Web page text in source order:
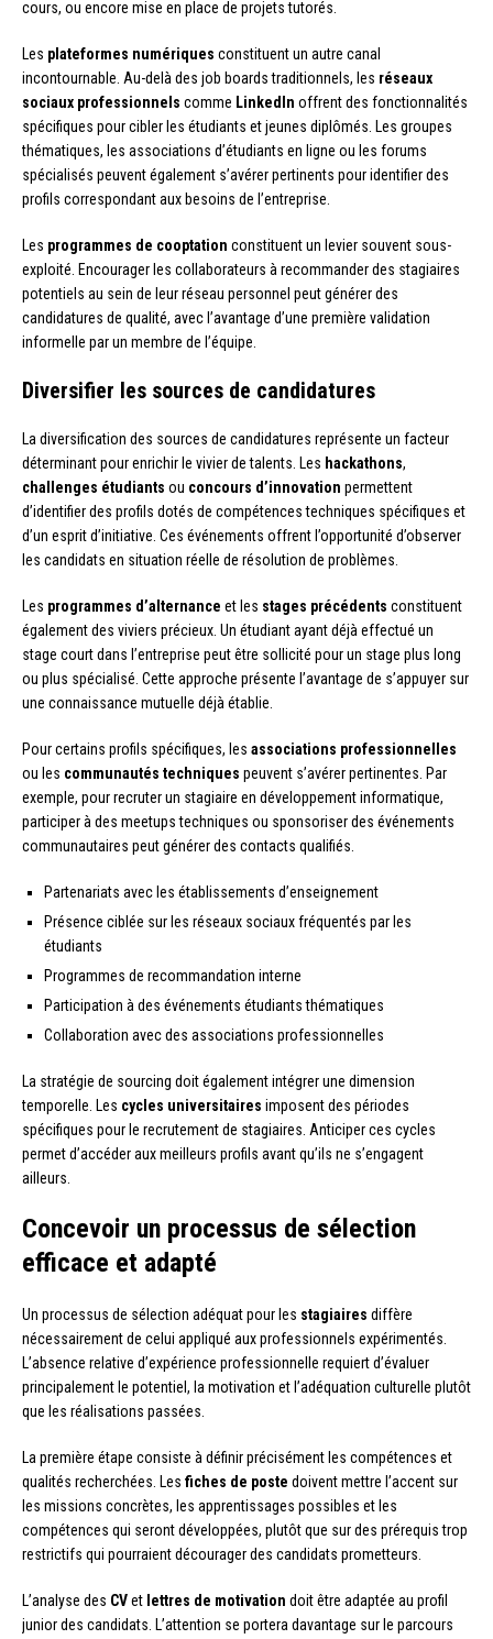
cours, ou encore mise en place de projets tutorés.
Les plateformes numériques constituent un autre canal
incontournable. Au-delà des job boards traditionnels, les réseaux
sociaux professionnels comme LinkedIn offrent des fonctionnalités
spécifiques pour cibler les étudiants et jeunes diplômés. Les groupes
thématiques, les associations d’étudiants en ligne ou les forums
spécialisés peuvent également s’avérer pertinents pour identifier des
profils correspondant aux besoins de l’entreprise.
Les programmes de cooptation constituent un levier souvent sous-
exploité. Encourager les collaborateurs à recommander des stagiaires
potentiels au sein de leur réseau personnel peut générer des
candidatures de qualité, avec l’avantage d’une première validation
informelle par un membre de l’équipe.
Diversifier les sources de candidatures
La diversification des sources de candidatures représente un facteur
déterminant pour enrichir le vivier de talents. Les hackathons,
challenges étudiants ou concours d’innovation permettent
d’identifier des profils dotés de compétences techniques spécifiques et
d’un esprit d’initiative. Ces événements offrent l’opportunité d’observer
les candidats en situation réelle de résolution de problèmes.
Les programmes d’alternance et les stages précédents constituent
également des viviers précieux. Un étudiant ayant déjà effectué un
stage court dans l’entreprise peut être sollicité pour un stage plus long
ou plus spécialisé. Cette approche présente l’avantage de s’appuyer sur
une connaissance mutuelle déjà établie.
Pour certains profils spécifiques, les associations professionnelles
ou les communautés techniques peuvent s’avérer pertinentes. Par
exemple, pour recruter un stagiaire en développement informatique,
participer à des meetups techniques ou sponsoriser des événements
communautaires peut générer des contacts qualifiés.
Partenariats avec les établissements d’enseignement
Présence ciblée sur les réseaux sociaux fréquentés par les
étudiants
Programmes de recommandation interne
Participation à des événements étudiants thématiques
Collaboration avec des associations professionnelles
La stratégie de sourcing doit également intégrer une dimension
temporelle. Les cycles universitaires imposent des périodes
spécifiques pour le recrutement de stagiaires. Anticiper ces cycles
permet d’accéder aux meilleurs profils avant qu’ils ne s’engagent
ailleurs.
Concevoir un processus de sélection
efficace et adapté
Un processus de sélection adéquat pour les stagiaires diffère
nécessairement de celui appliqué aux professionnels expérimentés.
L’absence relative d’expérience professionnelle requiert d’évaluer
principalement le potentiel, la motivation et l’adéquation culturelle plutôt
que les réalisations passées.
La première étape consiste à définir précisément les compétences et
qualités recherchées. Les fiches de poste doivent mettre l’accent sur
les missions concrètes, les apprentissages possibles et les
compétences qui seront développées, plutôt que sur des prérequis trop
restrictifs qui pourraient décourager des candidats prometteurs.
L’analyse des CVet lettres de motivation doit être adaptée au profil
junior des candidats. L’attention se portera davantage sur le parcours